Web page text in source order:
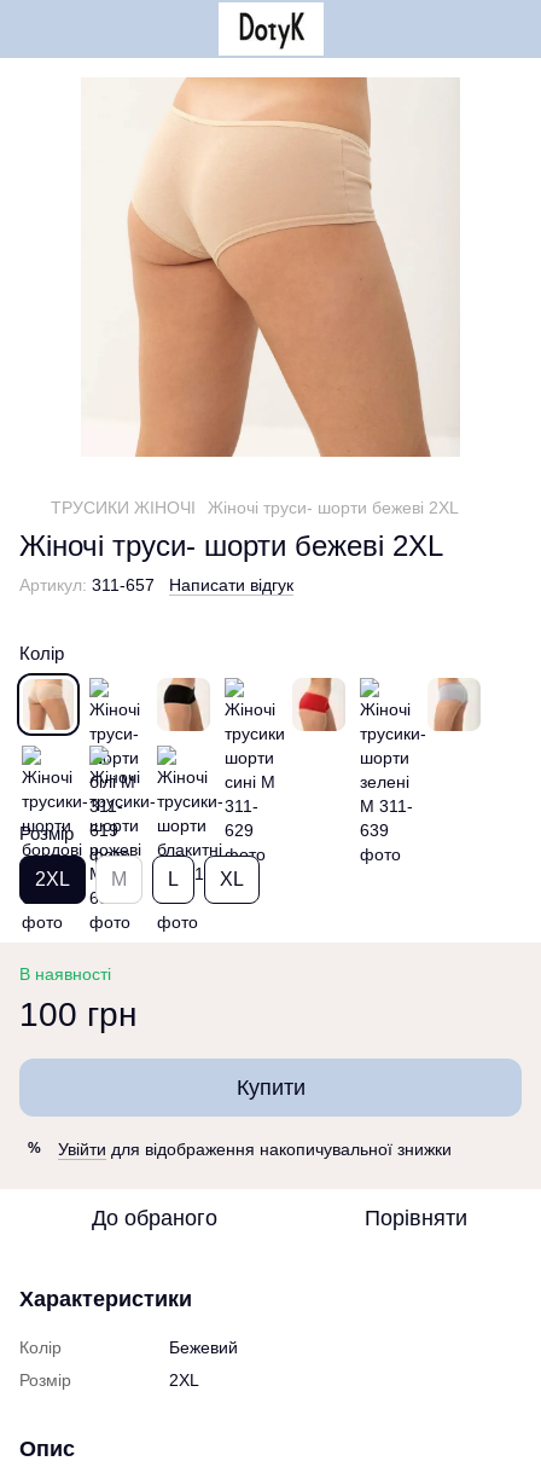
ТРУСИКИ ЖІНОЧІ Жіночі труси- шорти бежеві 2XL
Жіночі труси- шорти бежеві 2XL
Артикул: 311-657 Написати відгук
Колір
Розмір
2XL M L XL
В наявності
100 грн
Купити
% Увійти для відображення накопичувальної знижки
До обраного Порівняти
Характеристики
Колір
Бежевий
Розмір
2XL
Опис